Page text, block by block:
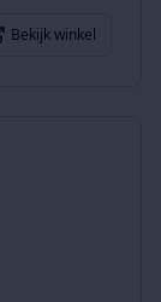
Bekijk winkel